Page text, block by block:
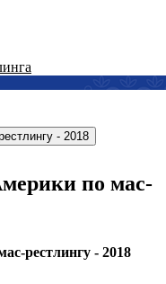
- 2018
по мас-
рестлингу - 2018